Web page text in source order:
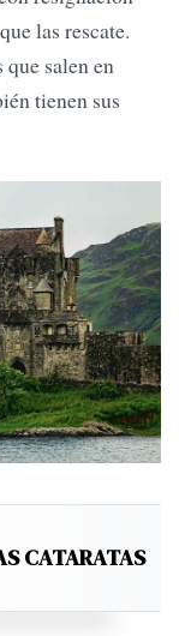
las rescate.
que salen en
tienen sus
CATARATAS